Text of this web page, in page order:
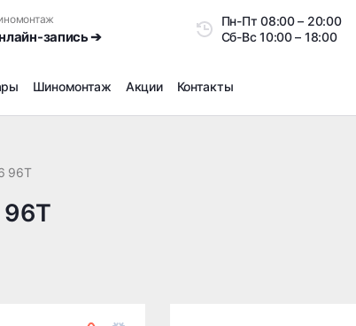
запись ➔
Пн-Пт08:00 – 20:00
Сб-Вс10:00 – 18:00
Шиномонтаж
хранение
Акции Контакты
96T
96T